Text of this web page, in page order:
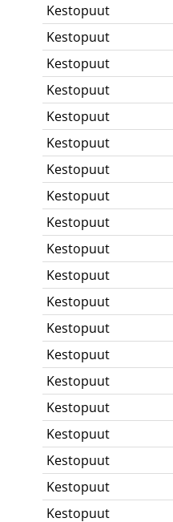
Kestopuut
Kestopuut
Kestopuut
Kestopuut
Kestopuut
Kestopuut
Kestopuut
Kestopuut
Kestopuut
Kestopuut
Kestopuut
Kestopuut
Kestopuut
Kestopuut
Kestopuut
Kestopuut
Kestopuut
Kestopuut
Kestopuut
Kestopuut